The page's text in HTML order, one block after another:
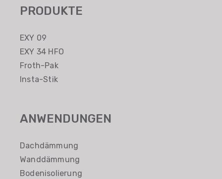
PRODUKTE
EXY 09
EXY 34 HFO
Froth-Pak
Insta-Stik
ANWENDUNGEN
Dachdämmung
Wanddämmung
Bodenisolierung